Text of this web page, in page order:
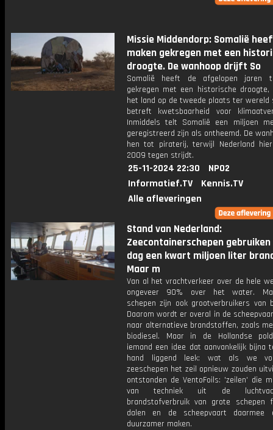
Missie Middendorp: Somalië
maken gekregen met een
droogte. De wanhoop drijft So
Somalië heeft de afgelopen jaren
gekregen met een historische droogte,
het land op de tweede plaats ter
betreft kwetsbaarheid voor
Inmiddels telt Somalië een miljoen
geregistreerd zijn als ontheemd. De
hen tot piraterij, terwijl Nederland
2009 tegen strijdt.
25-11-2024 22:30
NPO2
Informatief.TV
Kennis.TV
Alle afleveringen
Stand van Nederland:
Zeecontainerschepen
dag een kwart miljoen liter
Maar m
Van al het vrachtverkeer over de hele
ongeveer 90% over het water.
schepen zijn ook grootverbruikers van
Daarom wordt er overal in de
naar alternatieve brandstoffen, zoals
biodiesel. Maar in de Hollandse
iemand een idee dat aanvankelijk bijna
hand liggend leek: wat als we
zeeschepen het zeil opnieuw zouden
ontstonden de VentoFoils: 'zeilen' die
van techniek uit de
brandstofverbruik van grote schepen
dalen en de scheepvaart daarmee
duurzamer maken.